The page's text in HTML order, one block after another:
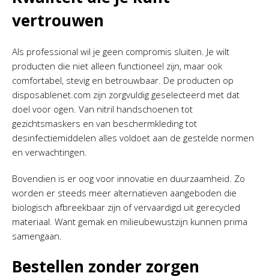
vertrouwen
Als professional wil je geen compromis sluiten. Je wilt
producten die niet alleen functioneel zijn, maar ook
comfortabel, stevig en betrouwbaar. De producten op
disposablenet.com zijn zorgvuldig geselecteerd met dat
doel voor ogen. Van nitril handschoenen tot
gezichtsmaskers en van beschermkleding tot
desinfectiemiddelen alles voldoet aan de gestelde normen
en verwachtingen.
Bovendien is er oog voor innovatie en duurzaamheid. Zo
worden er steeds meer alternatieven aangeboden die
biologisch afbreekbaar zijn of vervaardigd uit gerecycled
materiaal. Want gemak en milieubewustzijn kunnen prima
samengaan.
Bestellen zonder zorgen